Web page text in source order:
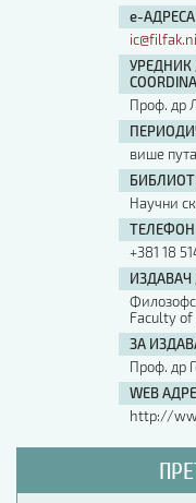
е-АДРЕСА
УРЕДНИК
Проф. др
више
Научни
ТЕЛЕФОН
+381 18
ИЗДАВАЧ
Faculty
ЗА
Проф. др
WEB
http://